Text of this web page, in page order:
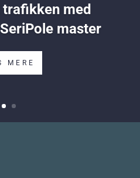
med
master
MERE